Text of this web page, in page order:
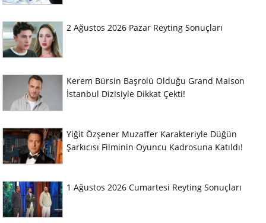
2 Ağustos 2026 Pazar Reyting Sonuçları
Kerem Bürsin Başrolü Olduğu Grand Maison
İstanbul Dizisiyle Dikkat Çekti!
Yiğit Özşener Muzaffer Karakteriyle Düğün
Şarkıcısı Filminin Oyuncu Kadrosuna Katıldı!
1 Ağustos 2026 Cumartesi Reyting Sonuçları